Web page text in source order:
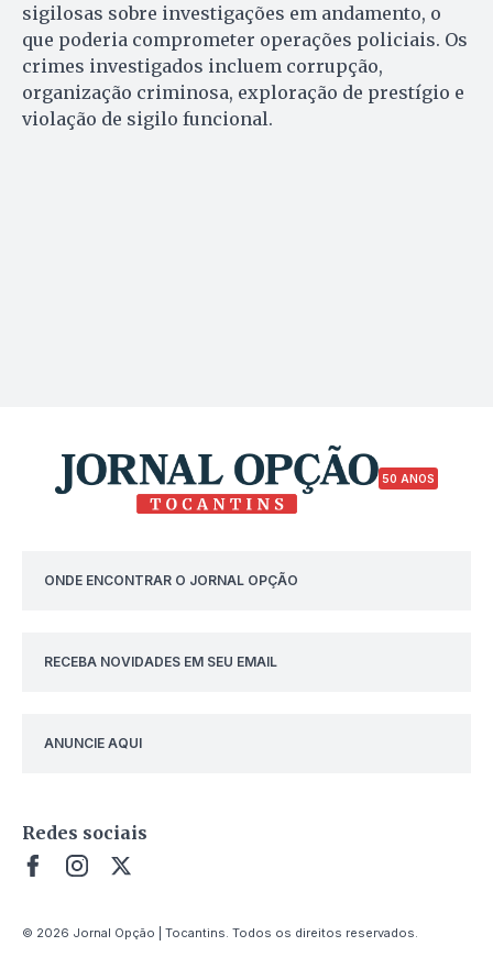
sigilosas sobre investigações em andamento, o
que poderia comprometer operações policiais. Os
crimes investigados incluem corrupção,
organização criminosa, exploração de prestígio e
violação de sigilo funcional.
50 ANOS
ONDE ENCONTRAR O JORNAL OPÇÃO
RECEBA NOVIDADES EM SEU EMAIL
ANUNCIE AQUI
Redes sociais
© 2026 Jornal Opção | Tocantins. Todos os direitos reservados.